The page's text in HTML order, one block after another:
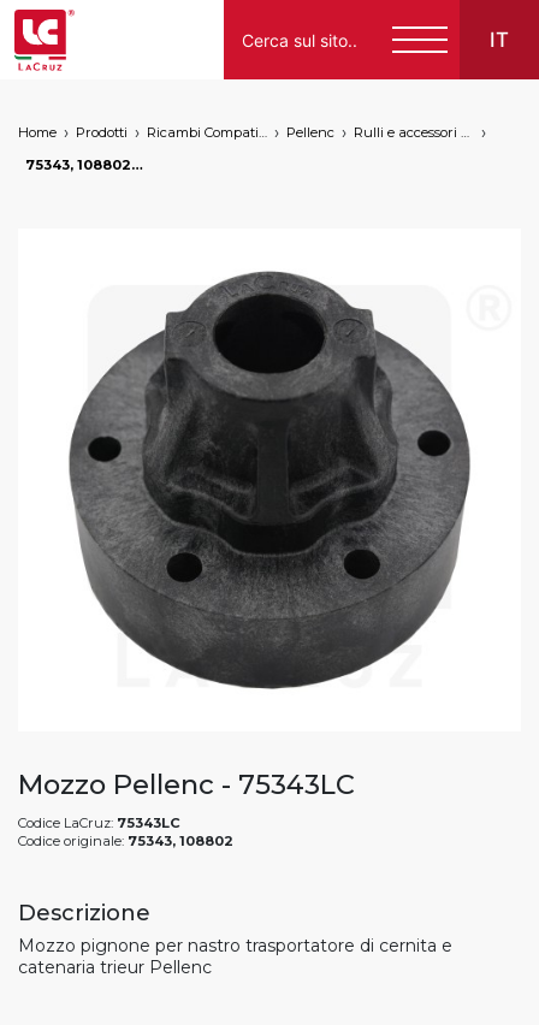
IT
Italiano
Home Prodotti Ricambi Compatibili per Vendemmiatrici a Marchio Pellenc
Rulli e accessori per trasporto
75343, 108802 - Mozzo Pellenc, markets: []string{"A", "B", "AU"}
Mozzo Pellenc - 75343LC
Codice LaCruz: 75343LC
Codice originale: 75343, 108802
Descrizione
Mozzo pignone per nastro trasportatore di cernita e
catenaria trieur Pellenc